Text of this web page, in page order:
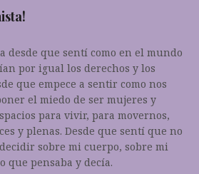
desde que sentí como en el mundo
por igual los derechos y los
que empece a sentir como nos
el miedo de ser mujeres y
para vivir, para movernos,
y plenas. Desde que sentí que no
sobre mi cuerpo, sobre mi
que pensaba y decía.